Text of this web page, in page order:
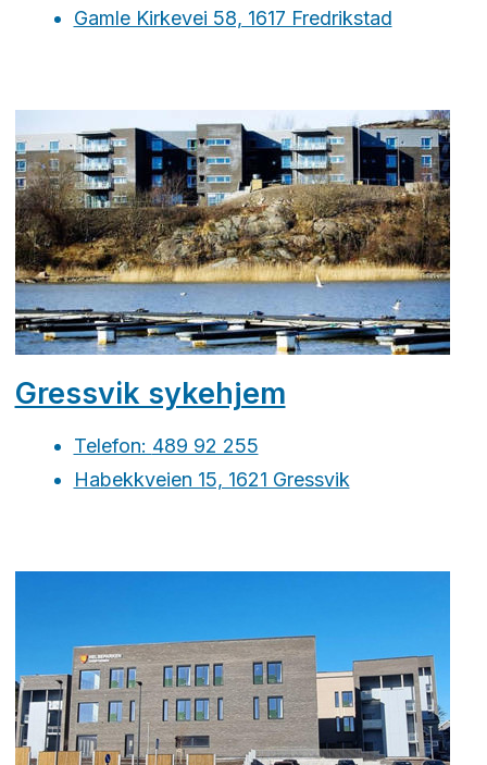
Gamle Kirkevei 58, 1617 Fredrikstad
Gressvik sykehjem
Telefon: 489 92 255
Habekkveien 15, 1621 Gressvik